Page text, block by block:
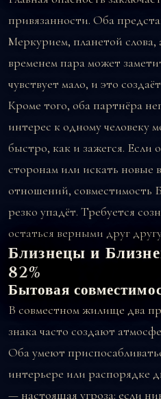
привязанности. Оба
Меркурием, планетой слова,
временем пара может
чувствует мало, и это
Кроме того, оба партнёра
интерес к одному человеку
быстро, как и зажегся. Если
сторонам или искать новые
отношений, совместимость
резко упадёт. Требуется
остаться верными друг
Близнецы и
82%
Бытовая
В совместном жилище два
знака часто создают
Оба умеют
интерьере или распорядке
— настоящая угроза: если